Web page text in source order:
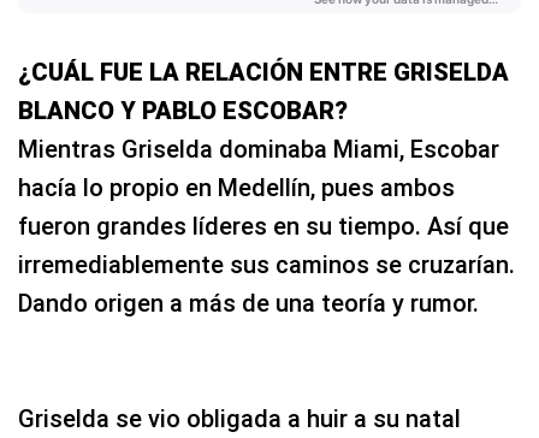
¿CUÁL FUE LA RELACIÓN ENTRE GRISELDA
BLANCO Y PABLO ESCOBAR?
Mientras Griselda dominaba Miami, Escobar
hacía lo propio en Medellín, pues ambos
fueron grandes líderes en su tiempo. Así que
irremediablemente sus caminos se cruzarían.
Dando origen a más de una teoría y rumor.
Griselda se vio obligada a huir a su natal